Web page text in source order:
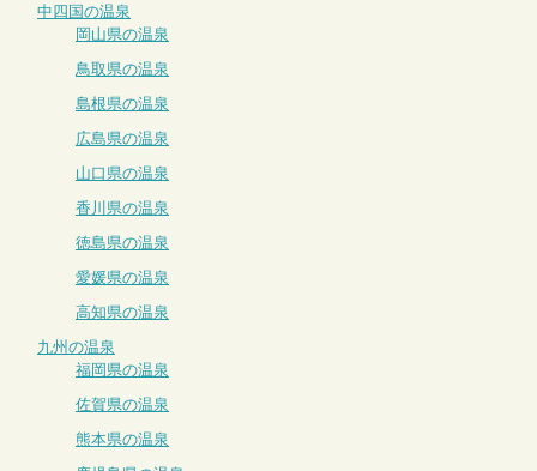
中四国の温泉
岡山県の温泉
鳥取県の温泉
島根県の温泉
広島県の温泉
山口県の温泉
香川県の温泉
徳島県の温泉
愛媛県の温泉
高知県の温泉
九州の温泉
福岡県の温泉
佐賀県の温泉
熊本県の温泉